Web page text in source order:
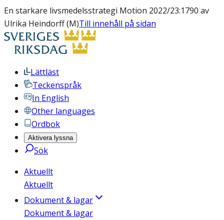
En starkare livsmedelsstrategi Motion 2022/23:1790 av
Ulrika Heindorff (M)Till innehåll på sidan
Lättläst
Teckenspråk
In English
Other languages
Ordbok
Aktivera lyssna
Sök
Aktuellt
Aktuellt
Dokument & lagar
Dokument & lagar